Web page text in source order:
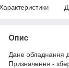
Опис
Дане обладнання
Призначення -